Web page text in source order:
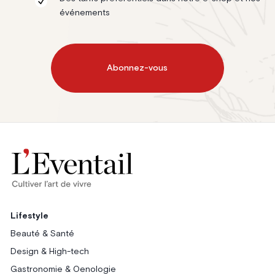
événements
Abonnez-vous
Lifestyle
Beauté & Santé
Design & High-tech
Gastronomie & Oenologie